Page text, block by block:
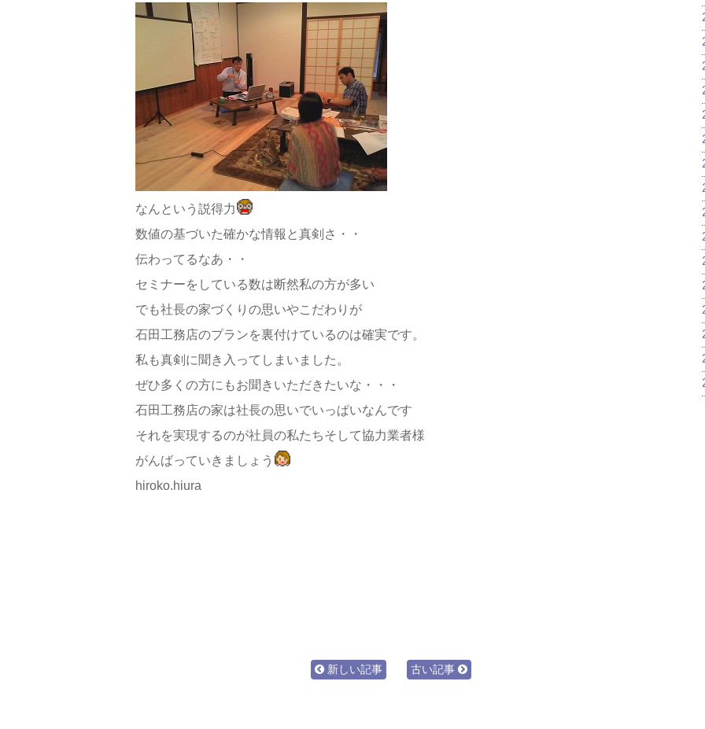
なんという説得力
数値の基づいた確かな情報と真剣さ・・
伝わってるなあ・・
セミナーをしている数は断然私の方が多い
でも社長の家づくりの思いやこだわりが
石田工務店のプランを裏付けているのは確実です。
私も真剣に聞き入ってしまいました。
ぜひ多くの方にもお聞きいただきたいな・・・
石田工務店の家は社長の思いでいっぱいなんです
それを実現するのが社員の私たちそして協力業者様
がんばっていきましょう
hiroko.hiura
新しい記事 古い記事